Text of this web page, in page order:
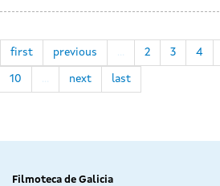
first previous … 2 3 4
10 … next last
Filmoteca de Galicia